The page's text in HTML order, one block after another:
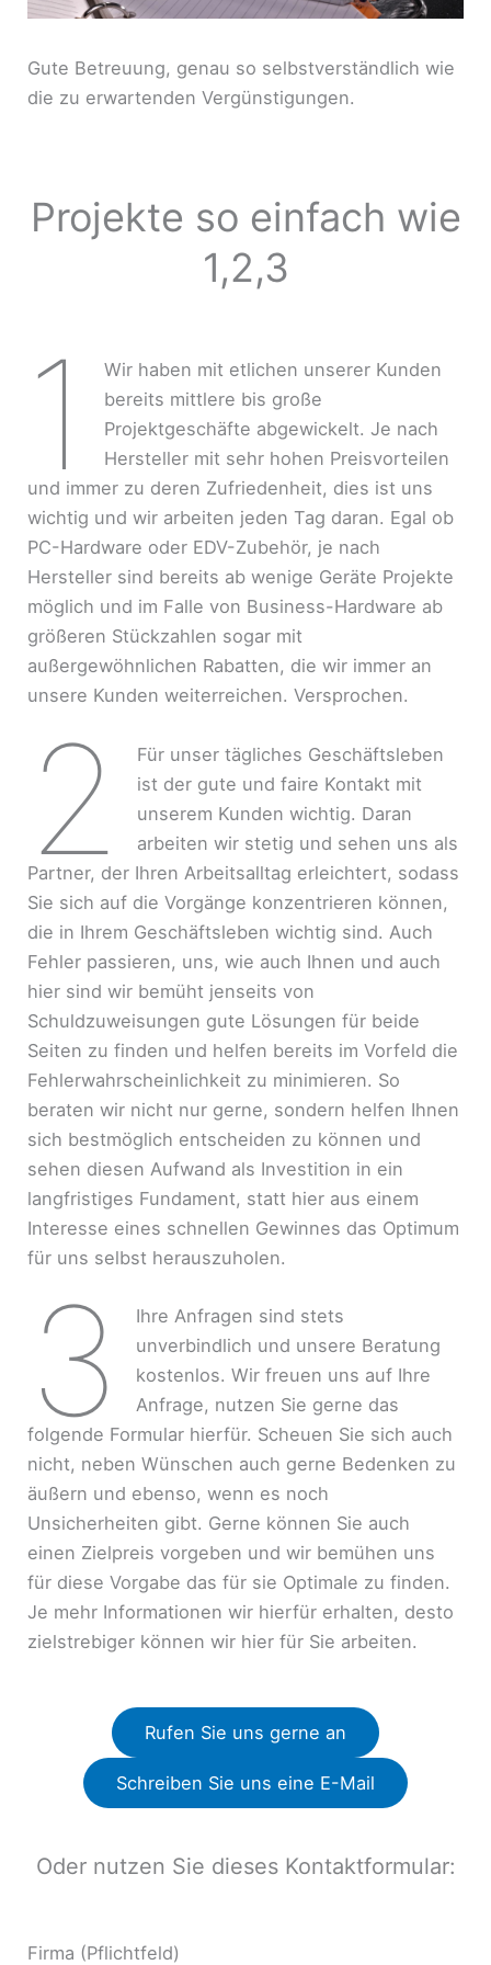
Gute Betreuung, genau so selbstverständlich wie
die zu erwartenden Vergünstigungen.
Projekte so einfach wie
1,2,3
1
Wir haben mit etlichen unserer Kunden
bereits mittlere bis große
Projektgeschäfte abgewickelt. Je nach
Hersteller mit sehr hohen Preisvorteilen
und immer zu deren Zufriedenheit, dies ist uns
wichtig und wir arbeiten jeden Tag daran. Egal ob
PC-Hardware oder EDV-Zubehör, je nach
Hersteller sind bereits ab wenige Geräte Projekte
möglich und im Falle von Business-Hardware ab
größeren Stückzahlen sogar mit
außergewöhnlichen Rabatten, die wir immer an
unsere Kunden weiterreichen. Versprochen.
2
Für unser tägliches Geschäftsleben
ist der gute und faire Kontakt mit
unserem Kunden wichtig. Daran
arbeiten wir stetig und sehen uns als
Partner, der Ihren Arbeitsalltag erleichtert, sodass
Sie sich auf die Vorgänge konzentrieren können,
die in Ihrem Geschäftsleben wichtig sind. Auch
Fehler passieren, uns, wie auch Ihnen und auch
hier sind wir bemüht jenseits von
Schuldzuweisungen gute Lösungen für beide
Seiten zu finden und helfen bereits im Vorfeld die
Fehlerwahrscheinlichkeit zu minimieren. So
beraten wir nicht nur gerne, sondern helfen Ihnen
sich bestmöglich entscheiden zu können und
sehen diesen Aufwand als Investition in ein
langfristiges Fundament, statt hier aus einem
Interesse eines schnellen Gewinnes das Optimum
für uns selbst herauszuholen.
3
Ihre Anfragen sind stets
unverbindlich und unsere Beratung
kostenlos. Wir freuen uns auf Ihre
Anfrage, nutzen Sie gerne das
folgende Formular hierfür. Scheuen Sie sich auch
nicht, neben Wünschen auch gerne Bedenken zu
äußern und ebenso, wenn es noch
Unsicherheiten gibt. Gerne können Sie auch
einen Zielpreis vorgeben und wir bemühen uns
für diese Vorgabe das für sie Optimale zu finden.
Je mehr Informationen wir hierfür erhalten, desto
zielstrebiger können wir hier für Sie arbeiten.
Rufen Sie uns gerne an
Schreiben Sie uns eine E-Mail
Oder nutzen Sie dieses Kontaktformular:
Firma (Pflichtfeld)